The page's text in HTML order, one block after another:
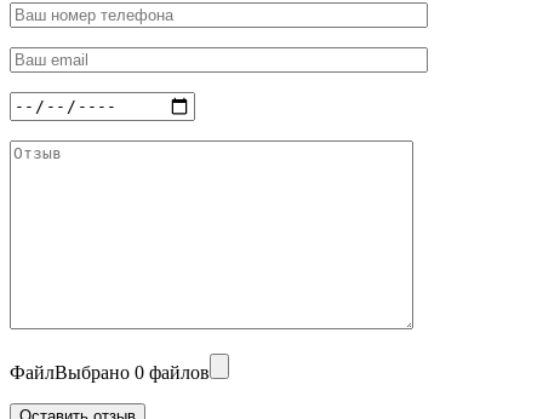
ФайлВыбрано 0 файлов